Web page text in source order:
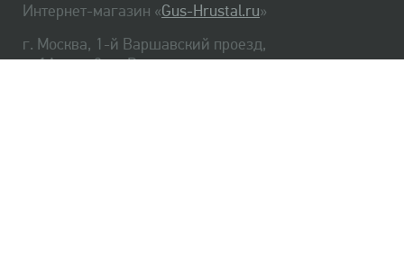
Интернет-магазин «Gus-Hrustal.ru»
г. Москва, 1-й Варшавский проезд,
д. 1А, стр. 3, м. Варшавская